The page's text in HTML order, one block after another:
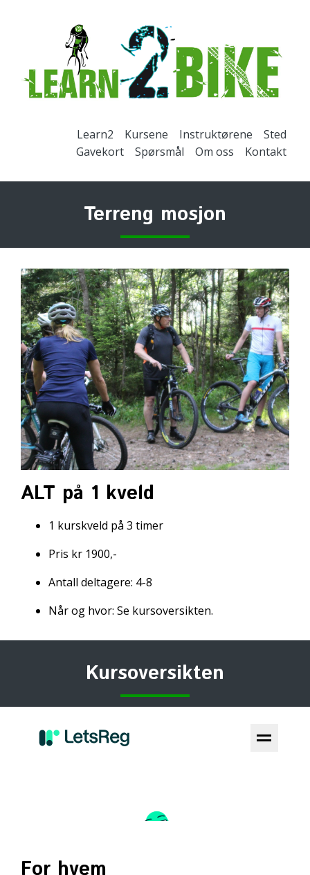
Learn2 Kursene Instruktørene
Sted
Gavekort
Spørsmål Om oss Kontakt
Terreng mosjon
ALT på 1 kveld
1 kurskveld på 3 timer
Pris kr 1900,-
Antall deltagere: 4-8
Når og hvor: Se kursoversikten.
Kursoversikten
For hvem